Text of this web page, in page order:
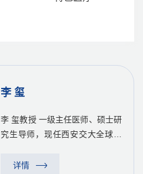
李 玺
李 玺教授 一级主任医师、硕士研
究生导师，现任西安交大全球健
心主任，中国老年医学学会常务
详情